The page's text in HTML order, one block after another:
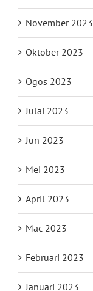
November 2023
Oktober 2023
Ogos 2023
Julai 2023
Jun 2023
Mei 2023
April 2023
Mac 2023
Februari 2023
Januari 2023